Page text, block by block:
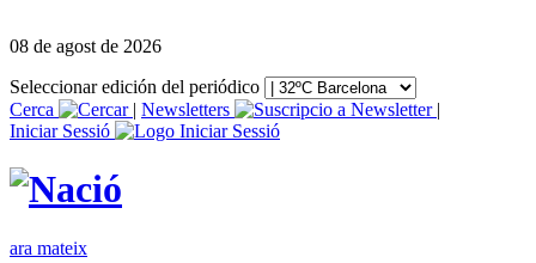
08 de agost de 2026
Seleccionar edición del periódico
Cerca
| Newsletters
|
Iniciar Sessió
ara mateix